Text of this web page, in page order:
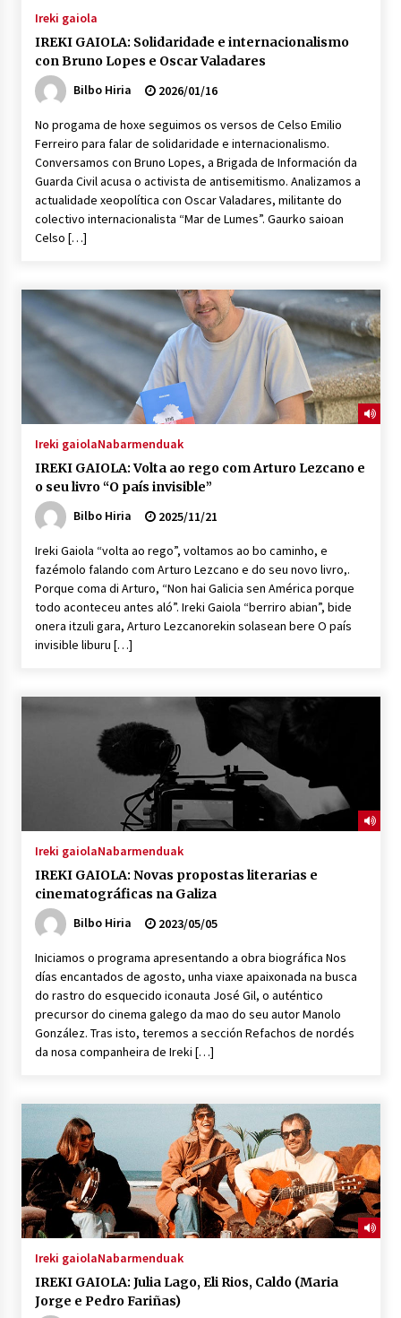
2026/07/03
SOINUGELA: Paul McCartney eta Ringo Starr-en
lan berriak
2026/07/03
MUSIBLA #297: Bide, Boards Of Canada, Somak,
Tiga, Twisted Teens, Underscores, Habia
2026/07/02
Ireki gaiola
IREKI GAIOLA: Solidaridade e internacionalismo
con Bruno Lopes e Oscar Valadares
Bilbo Hiria
2026/01/16
No progama de hoxe seguimos os versos de Celso Emilio
Ferreiro para falar de solidaridade e internacionalismo.
Conversamos con Bruno Lopes, a Brigada de Información da
Guarda Civil acusa o activista de antisemitismo. Analizamos a
actualidade xeopolítica con Oscar Valadares, militante do
colectivo internacionalista “Mar de Lumes”. Gaurko saioan
Celso […]
Ireki gaiolaNabarmenduak
IREKI GAIOLA: Volta ao rego com Arturo Lezcano e
o seu livro “O país invisible”
Bilbo Hiria
2025/11/21
Ireki Gaiola “volta ao rego”, voltamos ao bo caminho, e
fazémolo falando com Arturo Lezcano e do seu novo livro,.
Porque coma di Arturo, “Non hai Galicia sen América porque
todo aconteceu antes aló”. Ireki Gaiola “berriro abian”, bide
onera itzuli gara, Arturo Lezcanorekin solasean bere O país
invisible liburu […]
Ireki gaiolaNabarmenduak
IREKI GAIOLA: Novas propostas literarias e
cinematográficas na Galiza
Bilbo Hiria
2023/05/05
Iniciamos o programa apresentando a obra biográfica Nos
días encantados de agosto, unha viaxe apaixonada na busca
do rastro do esquecido iconauta José Gil, o auténtico
precursor do cinema galego da mao do seu autor Manolo
González. Tras isto, teremos a sección Refachos de nordés
da nosa companheira de Ireki […]
Ireki gaiolaNabarmenduak
IREKI GAIOLA: Julia Lago, Eli Rios, Caldo (Maria
Jorge e Pedro Fariñas)